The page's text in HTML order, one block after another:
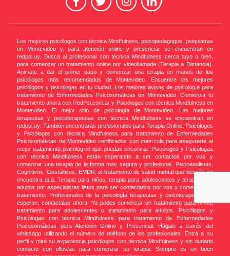
Los mejores psicólogos con técnica Mindfulness, psicopedagogos, psiquiatras
en Montevideo y, para atención online y presencial, se encuentran en
redpsi.uy. Buscá al profesional con técnica Mindfulness cerca tuyo o bien,
para comenzar un tratamiento online por videollamada (Terapia a Distancia).
Animate a dar el primer paso y comenzar una terapia en manos de los
psicólogos más recomendados de Montevideo. Encuentre los mejores
psicólogos y psicólogas en tu ciudad. Los mejores avisos de psicología para
tratamiento de Enfermedades Psicosomáticas en Montevideo. Comienza tu
tratamiento ahora con RedPsi.com.ar y Psicólogos con técnica Mindfulness en
Montevideo. El mejor sitio de psicología de Montevideo. Los mejores
terapeutas y psicoterapeutas con técnica Mindfulness se encuentran en
redpsi.uy. También encontrarás profesionales para Terapia Online. Psicólogos
y Psicólogas con técnica Mindfulness para tratamiento de Enfermedades
Psicosomáticas de Montevideo certificados con matrícula para asegurarte el
mejor tratamiento psicológico que puedas encontrar. Psicólogos y Psicólogas
con técnica Mindfulness están esperando a ser contactos por vos y
comenzar una terapia de la forma más segura y profesional. Psicoanalistas,
Cognitivos, Gestálticos, EMDR, el tratamiento de salud mental que buscás se
encuentra acá. Terapia para niños, terapia para adolescentes y terapia para
adultos por especialistas listos para ser contactados por vos y comenzar un
tratamiento. Profesionales de la psicología terapeutas y psicoterapeutas te
esperan, contactalos ahora. Ya podes comenzar un tratamiento para niños,
tratamiento para adolescentes o tratamiento para adultos. Psicólogos y
Psicólogas con técnica Mindfulness para tratamiento de Enfermedades
Psicosomáticas para Atención Online y Presencial. Hágalo a través del
whatsapp utilizando el número de teléfono de los profesionales. Entrá a su
perfil y mirá su experiencia psicólogos con técnica Mindfulness y sin dudarlo
contacte con ellos/as para comenzar su terapia. Siempre es un buen